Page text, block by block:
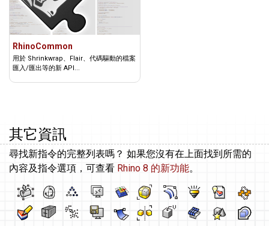
RhinoCommon
用於 Shrinkwrap、Flair、代碼驅動的檔案
匯入/匯出等的新 API...
其它資訊
尋找新指令的完整列表嗎？ 如果您沒有在上面找到所需的
內容及指令選項，可查看 Rhino 8 的新功能。